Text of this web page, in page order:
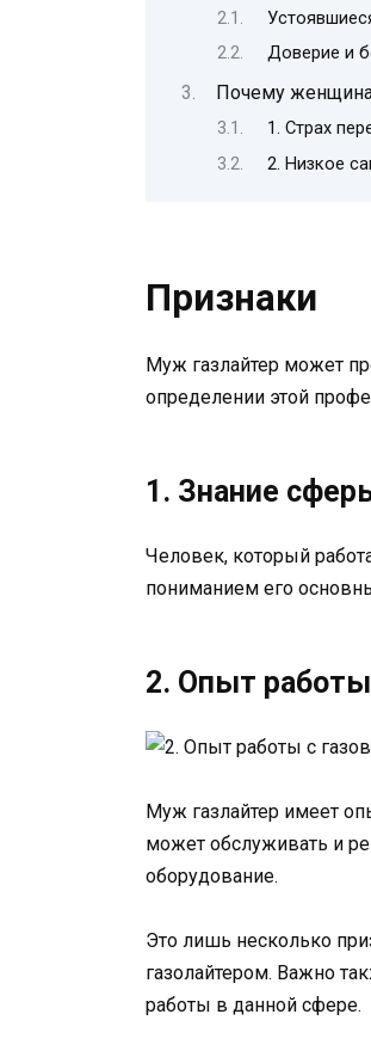
Доверие и
Почему
1. Страх
2. Низкое
Признаки
Муж газлайтер может
определении этой
1. Знание
Человек, который
пониманием его
2. Опыт
Муж газлайтер имеет
может обслуживать и
оборудование.
Это лишь несколько
газолайтером. Важно
работы в данной сфере.